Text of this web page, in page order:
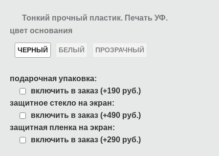
Тонкий прочный пластик. Печать УФ.
цвет основания
ЧЕРНЫЙ БЕЛЫЙ ПРОЗРАЧНЫЙ
подарочная упаковка:
включить в заказ (+190 руб.)
защитное стекло на экран:
включить в заказ (+490 руб.)
защитная пленка на экран:
включить в заказ (+290 руб.)